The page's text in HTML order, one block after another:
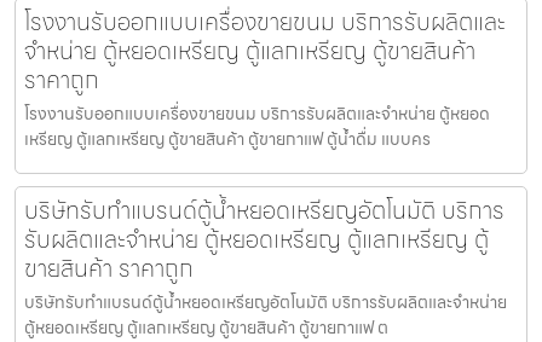
โรงงานรับออกแบบเครื่องขายขนม บริการรับผลิตและ
จำหน่าย ตู้หยอดเหรียญ ตู้แลกเหรียญ ตู้ขายสินค้า
ราคาถูก
โรงงานรับออกแบบเครื่องขายขนม บริการรับผลิตและจำหน่าย ตู้หยอด
เหรียญ ตู้แลกเหรียญ ตู้ขายสินค้า ตู้ขายกาแฟ ตู้น้ำดื่ม แบบคร
บริษัทรับทำแบรนด์ตู้น้ำหยอดเหรียญ​อัตโนมัติ บริการ
รับผลิตและจำหน่าย ตู้หยอดเหรียญ ตู้แลกเหรียญ ตู้
ขายสินค้า ราคาถูก
บริษัทรับทำแบรนด์ตู้น้ำหยอดเหรียญ​อัตโนมัติ บริการรับผลิตและจำหน่าย
ตู้หยอดเหรียญ ตู้แลกเหรียญ ตู้ขายสินค้า ตู้ขายกาแฟ ต